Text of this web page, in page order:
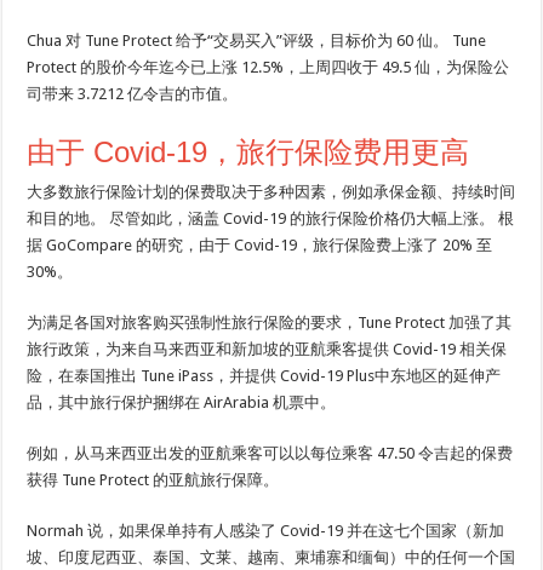
Chua 对 Tune Protect 给予“交易买入”评级，目标价为 60 仙。 Tune
Protect 的股价今年迄今已上涨 12.5%，上周四收于 49.5 仙，为保险公
司带来 3.7212 亿令吉的市值。
由于 Covid-19，旅行保险费用更高
大多数旅行保险计划的保费取决于多种因素，例如承保金额、持续时间
和目的地。 尽管如此，涵盖 Covid-19 的旅行保险价格仍大幅上涨。 根
据 GoCompare 的研究，由于 Covid-19，旅行保险费上涨了 20% 至
30%。
为满足各国对旅客购买强制性旅行保险的要求，Tune Protect 加强了其
旅行政策，为来自马来西亚和新加坡的亚航乘客提供 Covid-19 相关保
险，在泰国推出 Tune iPass，并提供 Covid-19 Plus中东地区的延伸产
品，其中旅行保护捆绑在 AirArabia 机票中。
例如，从马来西亚出发的亚航乘客可以以每位乘客 47.50 令吉起的保费
获得 Tune Protect 的亚航旅行保障。
Normah 说，如果保单持有人感染了 Covid-19 并在这七个国家（新加
坡、印度尼西亚、泰国、文莱、越南、柬埔寨和缅甸）中的任何一个国